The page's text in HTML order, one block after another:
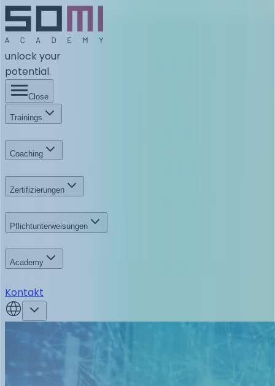
unlock your
potential.
Close
Trainings
Coaching
Zertifizierungen
Pflichtunterweisungen
Academy
Kontakt